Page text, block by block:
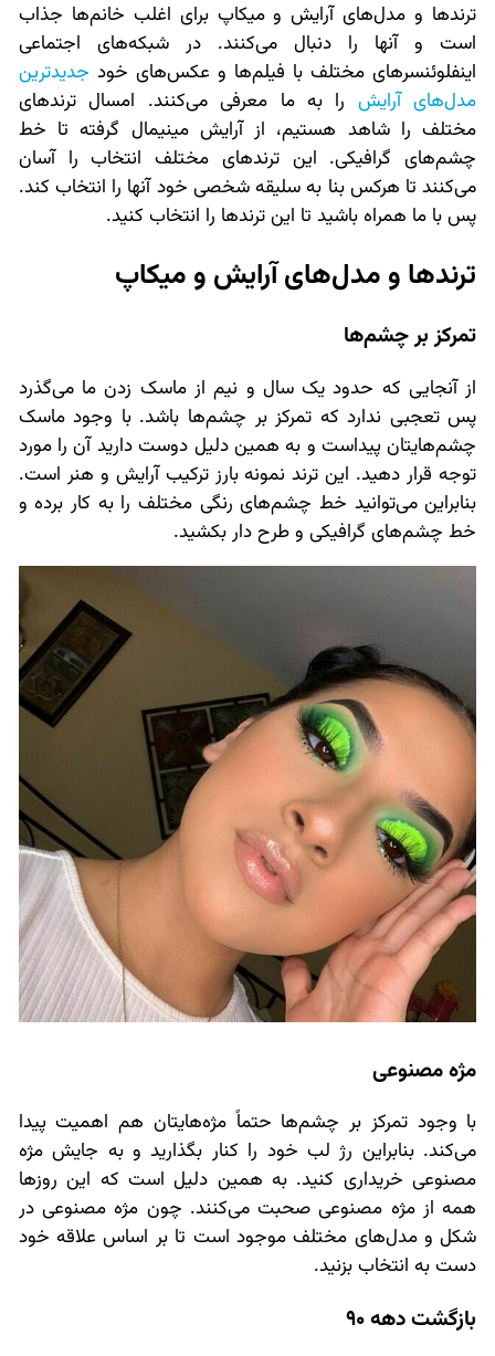
ترندها و مدل‌های آرایش و میکاپ برای اغلب خانم‌ها جذاب
است و آنها را دنبال می‌کنند. در شبکه‌های اجتماعی
اینفلوئنسرهای مختلف با فیلم‌ها و عکس‌های خود جدیدترین
مدل‌های آرایش را به ما معرفی می‌کنند. امسال ترندهای
مختلف را شاهد هستیم، از آرایش مینیمال گرفته تا خط
چشم‌های گرافیکی. این ترندهای مختلف انتخاب را آسان
می‌کنند تا هرکس بنا به سلیقه شخصی خود آنها را انتخاب کند.
پس با ما همراه باشید تا این ترندها را انتخاب کنید.
ترندها و مدل‌های آرایش و میکاپ
تمرکز بر چشم‌ها
از آنجایی که حدود یک سال و نیم از ماسک زدن ما می‌گذرد
پس تعجبی ندارد که تمرکز بر چشم‌ها باشد. با وجود ماسک
چشم‌هایتان پیداست و به همین دلیل دوست دارید آن را مورد
توجه قرار دهید. این ترند نمونه بارز ترکیب آرایش و هنر است.
بنابراین می‌توانید خط چشم‌های رنگی مختلف را به کار برده و
خط چشم‌های گرافیکی و طرح دار بکشید.
مژه مصنوعی
با وجود تمرکز بر چشم‌ها حتماً مژه‌هایتان هم اهمیت پیدا
می‌کند. بنابراین رژ لب خود را کنار بگذارید و به جایش مژه
مصنوعی خریداری کنید. به همین دلیل است که این روزها
همه از مژه مصنوعی صحبت می‌کنند. چون مژه مصنوعی در
شکل و مدل‌های مختلف موجود است تا بر اساس علاقه خود
دست به انتخاب بزنید.
بازگشت دهه 90